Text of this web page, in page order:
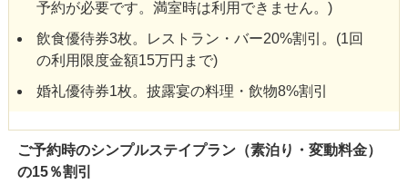
予約が必要です。満室時は利用できません。)
飲食優待券3枚。レストラン・バー20%割引。(1回
の利用限度金額15万円まで)
婚礼優待券1枚。披露宴の料理・飲物8%割引
ご予約時のシンプルステイプラン（素泊り・変動料金）
の15％割引